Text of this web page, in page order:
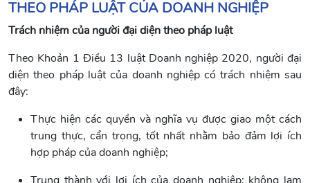
THEO PHÁP LUẬT CỦA DOANH NGHIỆP
Trách nhiệm của người đại diện theo pháp luật
Theo Khoản 1 Điều 13 luật Doanh nghiệp 2020, người đại
diện theo pháp luật của doanh nghiệp có trách nhiệm sau
đây:
Thực hiện các quyền và nghĩa vụ được giao một cách
trung thực, cẩn trọng, tốt nhất nhằm bảo đảm lợi ích
hợp pháp của doanh nghiệp;